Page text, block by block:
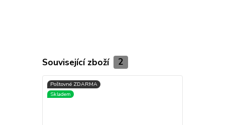
Související zboží 2